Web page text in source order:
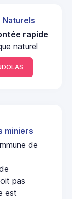
Naturels
rapide
naturel
miniers
de
pas
est